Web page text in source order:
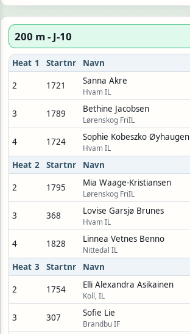
200 m - J-10
Heat 1 Startnr Navn
2 1721 Sanna Akre
Hvam IL
3 1789 Bethine Jacobsen
Lørenskog FriIL
4 1724 Sophie Kobeszko Øyhaugen
Hvam IL
Heat 2 Startnr Navn
2 1795 Mia Waage-Kristiansen
Lørenskog FriIL
3 368 Lovise Garsjø Brunes
Hvam IL
4 1828 Linnea Vetnes Benno
Nittedal IL
Heat 3 Startnr Navn
2 1754 Elli Alexandra Asikainen
Koll, IL
3 307 Sofie Lie
Brandbu IF